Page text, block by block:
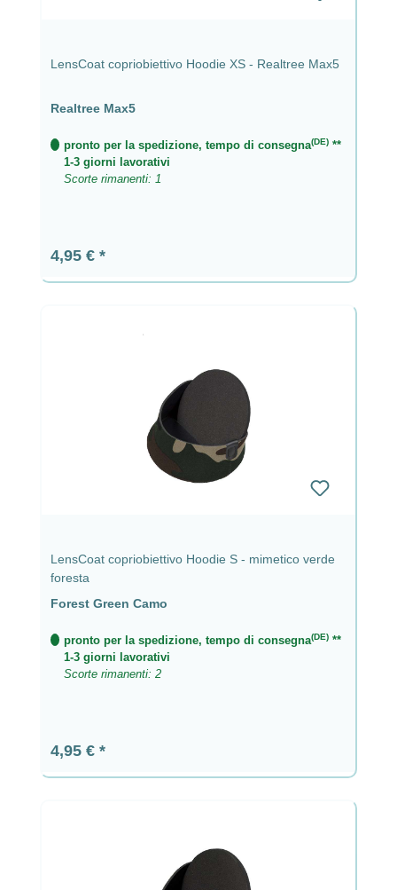
LensCoat copriobiettivo Hoodie XS - Realtree Max5
Realtree Max5
pronto per la spedizione, tempo di consegna(DE) **
1-3 giorni lavorativi
Scorte rimanenti: 1
Prezzo normale:
4,95 €
LensCoat copriobiettivo Hoodie S - mimetico verde
foresta
Forest Green Camo
pronto per la spedizione, tempo di consegna(DE) **
1-3 giorni lavorativi
Scorte rimanenti: 2
Prezzo normale:
4,95 €